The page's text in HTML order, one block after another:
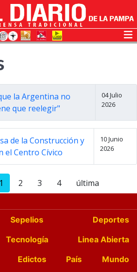
la Argentina no
que reelegir"
04 Julio
2026
de la Construcción y
el Centro Cívico
10 Junio
2026
1 2 3 4 última
Sepelios
Deportes
Tecnología
Linea Abierta
Edictos País
Mundo